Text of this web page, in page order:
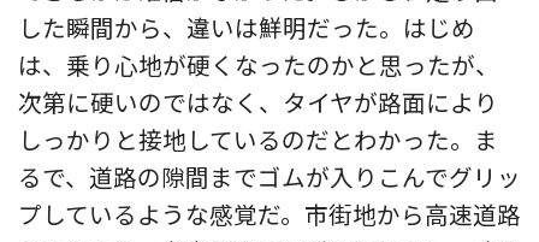
した瞬間から、違いは鮮明だった。はじめ
は、乗り心地が硬くなったのかと思ったが、
次第に硬いのではなく、タイヤが路面により
しっかりと接地しているのだとわかった。ま
るで、道路の隙間までゴムが入りこんでグリッ
プしているような感覚だ。市街地から高速道路